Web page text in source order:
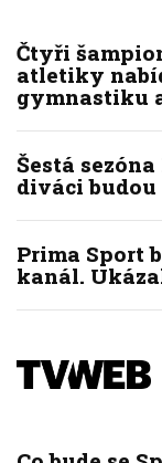
Čtyři
atletiky
gymnastiku
Šestá
diváci budou
Prima Sport
kanál.